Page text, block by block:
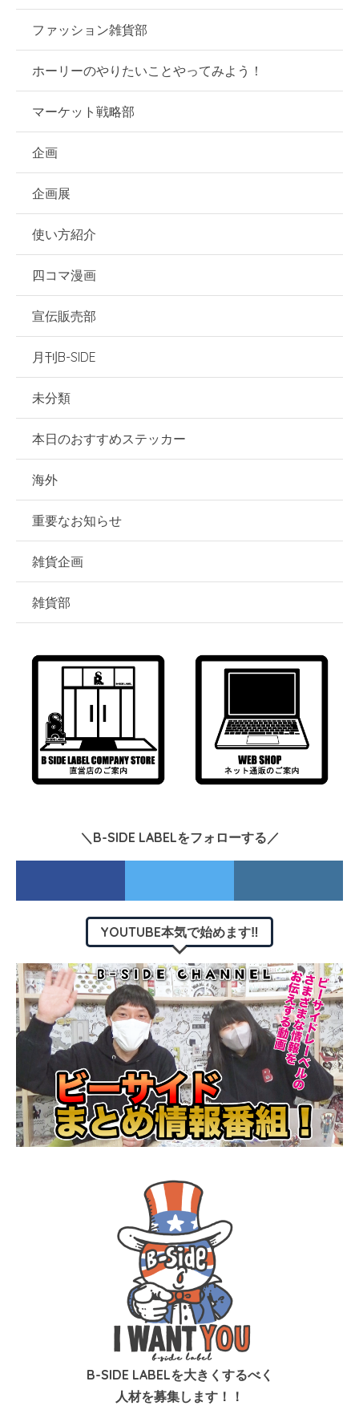
ファッション雑貨部
ホーリーのやりたいことやってみよう！
マーケット戦略部
企画
企画展
使い方紹介
四コマ漫画
宣伝販売部
月刊B-SIDE
未分類
本日のおすすめステッカー
海外
重要なお知らせ
雑貨企画
雑貨部
＼B-SIDE LABELをフォローする／
YOUTUBE本気で始めます‼︎
B-SIDE LABELを大きくするべく
人材を募集します！！